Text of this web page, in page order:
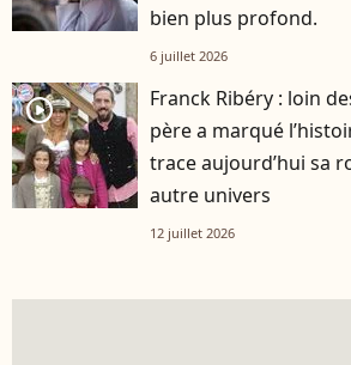
bien plus profond.
6 juillet 2026
player2
Franck Ribéry : loin
père a marqué
trace aujourd’hui sa
autre univers
12 juillet 2026